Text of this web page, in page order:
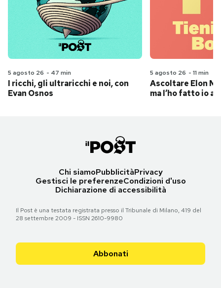
5 agosto 26 - 47 min
I ricchi, gli ultraricchi e noi, con
Evan Osnos
5 agosto 26 - 11 min
Ascoltare Elon
ma l’ho fatto io
Chi siamoPubblicitàPrivacy
Gestisci le preferenzeCondizioni d'uso
Dichiarazione di accessibilità
Il Post è una testata registrata presso il Tribunale di Milano, 419 del
28 settembre 2009 - ISSN 2610-9980
Abbonati